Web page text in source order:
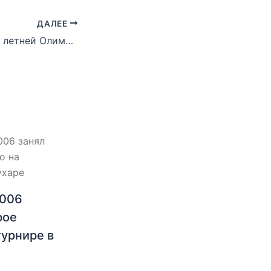
ДАЛЕЕ
Как прошел день летней Олимпиады: фото
в